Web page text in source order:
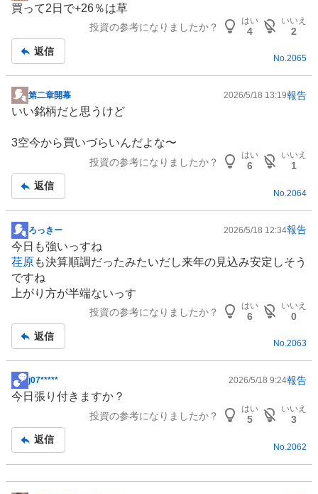
示
事
買って2日で+26％は草
投資の参考になりましたか？
はい
4
いいえ
2
返信
No.2065
掲
示
記
第二章開幕 2026/5/18 13:19報告
いい銘柄だと思うけど
3空今から買いづらいんだよな〜
投資の参考になりましたか？
はい
6
いいえ
1
返信
No. 2064
掲
示
板
記
事
ろっきー 2026/5/18 12:34報告
今日も強いっすね
荏原も決算順調だったみたいだし来年の見込み安定しそう
ですね
上がり方が半端ないっす
投資の参考になりましたか？
はい
6
いいえ
0
返信
No.2063
掲
示
事
j07***** 2026/5/18 9:24報告
今日張り付きますか？
投資の参考になりましたか？
はい
5
いいえ
3
返信
No. 2062